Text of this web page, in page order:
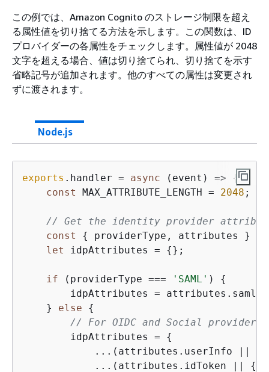
この例では、Amazon Cognito のストレージ制限を超え
る属性値を切り捨てる方法を示します。この関数は、ID
プロバイダーの各属性をチェックします。属性値が 2048
文字を超える場合、値は切り捨てられ、切り捨てを示す
省略記号が追加されます。他のすべての属性は変更され
ずに渡されます。
Node.js
exports .handler = async (event) =>
{
const
MAX_ATTRIBUTE_LENGTH = 2048 ;
// Get the identity provider
const
{
providerType, attributes } =
let
idpAttributes = {};
if (providerType === 'SAML' ) {
idpAttributes =
    }
else
{
// For OIDC and Social
        idpAttributes =
{
            ...(attributes.userInfo ||
            ...(attributes.idToken ||
{